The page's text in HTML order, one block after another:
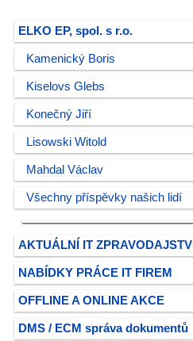
ELKO EP, spol. s r.o.
Kamenický Boris
Kiselovs Glebs
Konečný Jiří
Lisowski Witold
Mahdal Václav
Všechny příspěvky našich lidí
AKTUÁLNÍ IT ZPRAVODAJSTVÍ
NABÍDKY PRÁCE IT FIREM
OFFLINE A ONLINE AKCE
DMS / ECM správa dokumentů